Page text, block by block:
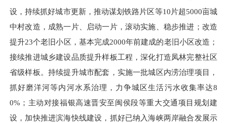
设，持续抓好城市更新，推动谋划铁路片区等10片超5000亩城
中村改造，成熟一片、启动一片，滚动实施、稳步推进；改造
提升23个老旧小区，基本完成2000年前建成的老旧小区改造；
接续推进城乡建设品质提升样板工程，深化打造凤林完整社区
省级样板。持续提升城市配套，实施一批城区内涝治理项目，
抓好磨洋河等内河水系治理，力争城区生活污水收集率达8
0%；主动对接福银高速晋安至闽侯段等重大交通项目规划建
设，加快推进滨海快线建设，抓好已纳入海峡两岸融合发展示